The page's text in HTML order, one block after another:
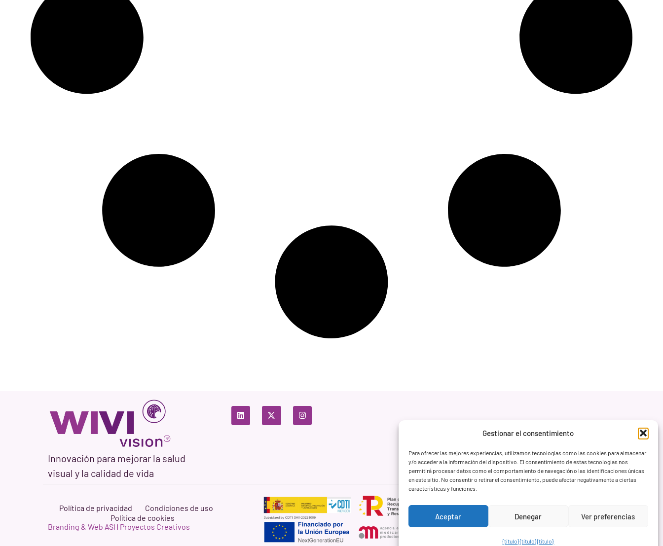
Gestionar el consentimiento
Para ofrecer las mejores experiencias, utilizamos tecnologías como las cookies para almacenar
y/o acceder a la información del dispositivo. El consentimiento de estas tecnologías nos
permitirá procesar datos como el comportamiento de navegación o las identificaciones únicas
en este sitio. No consentir o retirar el consentimiento, puede afectar negativamente a ciertas
características y funciones.
Aceptar Denegar Ver preferencias
{título}{título}{título}
Innovación para mejorar la salud
visual y la calidad de vida
Política de privacidad
Condiciones de uso
Política de cookies
Branding & Web ASH Proyectos Creativos